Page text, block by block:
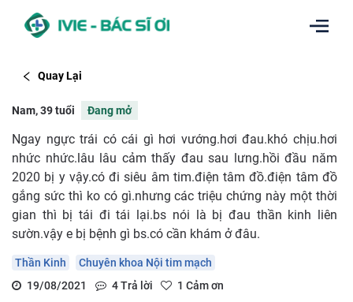
Quay Lại
Nam, 39 tuổi Đang mở
Ngay ngực trái có cái gì hơi vướng.hơi đau.khó chịu.hơi
nhức nhức.lâu lâu cảm thấy đau sau lưng.hồi đầu năm
2020 bị y vậy.có đi siêu âm tim.điện tâm đồ.điện tâm đồ
gắng sức thì ko có gì.nhưng các triệu chứng này một thời
gian thì bị tái đi tái lại.bs nói là bị đau thần kinh liên
sườn.vậy e bị bệnh gì bs.có cần khám ở đâu.
Thần Kinh
Chuyên khoa Nội tim mạch
19/08/2021
4Trả lời 1 Cảm ơn